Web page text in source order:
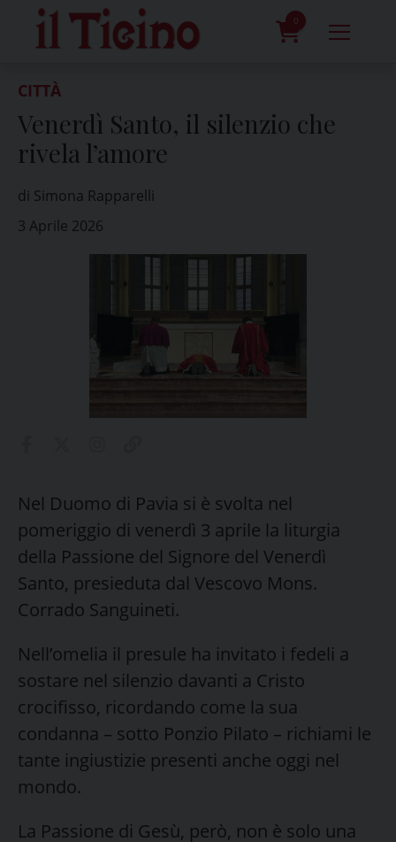
content
0
CITTÀ
Venerdì Santo, il silenzio che
rivela l’amore
di Simona Rapparelli
3 Aprile 2026
Nel Duomo di Pavia si è svolta nel
pomeriggio di venerdì 3 aprile la liturgia
della Passione del Signore del Venerdì
Santo, presieduta dal Vescovo Mons.
Corrado Sanguineti.
Nell’omelia il presule ha invitato i fedeli a
sostare nel silenzio davanti a Cristo
crocifisso, ricordando come la sua
condanna – sotto Ponzio Pilato – richiami le
tante ingiustizie presenti anche oggi nel
mondo.
La Passione di Gesù, però, non è solo una